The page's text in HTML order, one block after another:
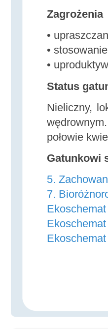
Zagrożenia
•
•
•
Status
Nieliczny,
połowie
Gatunkowi
5.
7.